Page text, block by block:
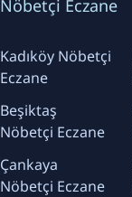
Nöbetçi Eczane
Kadıköy Nöbetçi
Eczane
Beşiktaş
Nöbetçi Eczane
Çankaya
Nöbetçi Eczane